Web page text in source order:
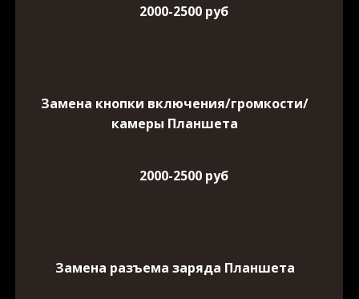
2000-2500 руб
Замена кнопки включения/громкости/
камеры Планшета
2000-2500 руб
Замена разъема заряда Планшета